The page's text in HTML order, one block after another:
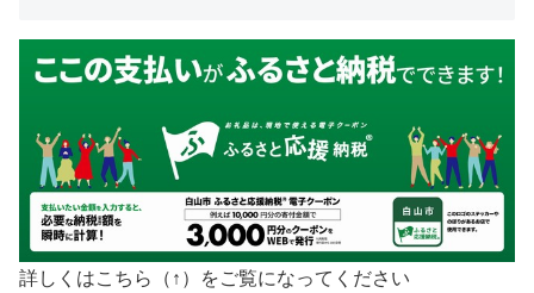
詳しくはこちら（↑）をご覧になってください